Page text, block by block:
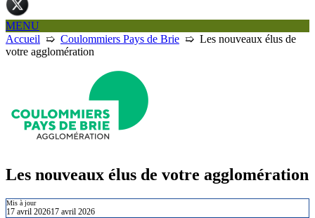
MENU
Accueil ➯ Coulommiers Pays de Brie ➯ Les nouveaux élus de
votre agglomération
Les nouveaux élus de votre agglomération
Mis à jour
17 avril 202617 avril 2026